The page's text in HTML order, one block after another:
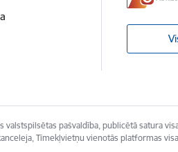
valstspilsētas pašvaldība, publicētā satura
Tīmekļvietņu vienotās platformas